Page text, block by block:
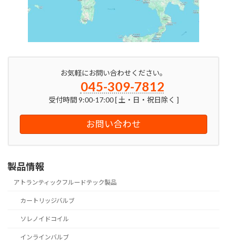
お気軽にお問い合わせください。
045-309-7812
受付時間 9:00-17:00 [ 土・日・祝日除く ]
お問い合わせ
製品情報
アトランティックフルードテック製品
カートリッジバルブ
ソレノイドコイル
インラインバルブ